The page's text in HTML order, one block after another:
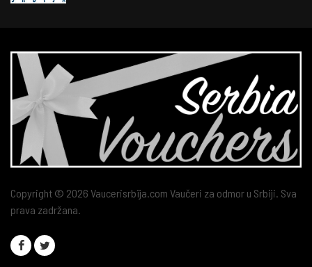
Copyright © 2026 Vaucerisrbija.com Vaučeri za odmor u Srbiji. Sva
prava zadržana.